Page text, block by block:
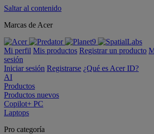
Saltar al contenido
Marcas de Acer
Mi perfil Mis productos Registrar un producto
sesión
Iniciar sesión Registrarse ¿Qué es Acer ID?
AI
Productos
Productos nuevos
Copilot+ PC
Laptops
Pro categoría